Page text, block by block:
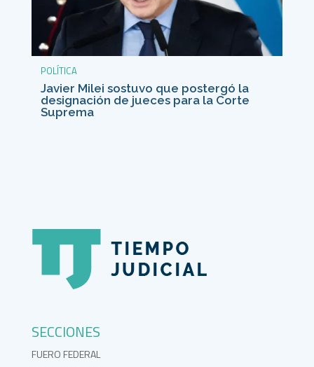
POLÍTICA
Javier Milei sostuvo que postergó la
designación de jueces para la Corte
Suprema
SECCIONES
FUERO FEDERAL